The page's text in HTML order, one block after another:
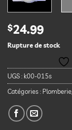
$24.99
Rupture de stock
UGS : k00-015s
Catégories : Plomberie